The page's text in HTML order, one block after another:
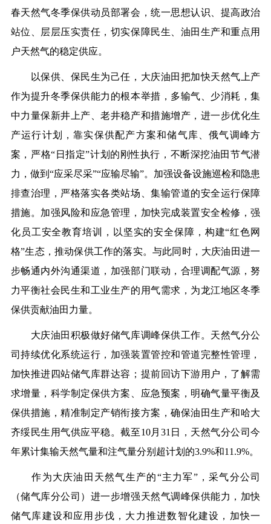
春天然气冬季保供动员部署会，统一思想认识、提高政治
站位、层层压实责任，切实保障民生、油田生产和重点用
户天然气的稳定供应。
以保供、保民生为己任，大庆油田把加快天然气上产
作为提升冬季保供能力的根本举措，多输气、少消耗，集
中力量保新井上产、老井稳产和措施增产，进一步优化生
产运行计划，靠实保供配产方案和储气库、俄气调峰方
案，严格“日指定”计划的刚性执行，不断深挖油田节气潜
力，做到“应采尽采”“应输尽输”。加强设备设施巡检和隐患
排查治理，严格落实各类站场、集输管道的安全运行保障
措施。加强风险和应急管理，加快完成装置安全检修，强
化员工安全教育培训，以坚实的安全保障，构建“红色网
格”生态，推动保供工作的落实。与此同时，大庆油田进一
步畅通内外沟通渠道，加强部门联动，合理调配气源，努
力平衡社会民生和工业生产的用气需求，为龙江地区冬季
保供贡献油田力量。
大庆油田积极做好储气库调峰保供工作。天然气分公
司持续优化系统运行，加强装置管控和管道完整性管理，
加快推进四站储气库群达容；提前回访下游用户，了解需
求增量，科学制定保供方案、应急预案，明确气量平衡及
保供措施，精准制定产销衔接方案，确保油田生产和哈大
齐绥民生用气供应平稳。截至10月31日，天然气分公司今
年累计集输天然气量和注气量分别超计划的3.9%和11.9%。
作为大庆油田天然气生产的“主力军”，采气分公司
（储气库分公司）进一步增强天然气调峰保供能力，加快
储气库建设和应用步伐，大力推进数智化建设，加快一